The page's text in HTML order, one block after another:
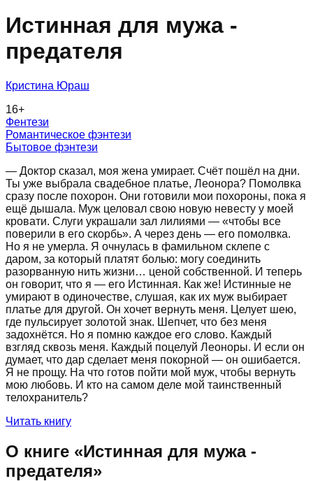
Истинная для мужа -
предателя
Кристина Юраш
16+
Фентези
Романтическое фэнтези
Бытовое фэнтези
— Доктор сказал, моя жена умирает. Счёт пошёл на дни.
Ты уже выбрала свадебное платье, Леонора? Помолвка
сразу после похорон. Они готовили мои похороны, пока я
ещё дышала. Муж целовал свою новую невесту у моей
кровати. Слуги украшали зал лилиями — «чтобы все
поверили в его скорбь». А через день — его помолвка.
Но я не умерла. Я очнулась в фамильном склепе с
даром, за который платят болью: могу соединить
разорванную нить жизни… ценой собственной. И теперь
он говорит, что я — его Истинная. Как же! Истинные не
умирают в одиночестве, слушая, как их муж выбирает
платье для другой. Он хочет вернуть меня. Целует шею,
где пульсирует золотой знак. Шепчет, что без меня
задохнётся. Но я помню каждое его слово. Каждый
взгляд сквозь меня. Каждый поцелуй Леоноры. И если он
думает, что дар сделает меня покорной — он ошибается.
Я не прощу. На что готов пойти мой муж, чтобы вернуть
мою любовь. И кто на самом деле мой таинственный
телохранитель?
Читать книгу
О книге «Истинная для мужа -
предателя»